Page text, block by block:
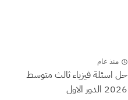
منذ عام
حل اسئلة فيزياء ثالث متوسط
2026 الدور الاول